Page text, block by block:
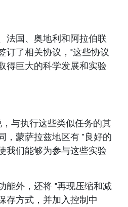
法国、奥地利和阿拉伯联
订了相关协议，"这些协议
得巨大的科学发展和实验
与执行这些类似任务的其
，蒙萨拉兹地区有 "良好的
我们能够为参与这些实验
能外，还将 "再现压缩和减
存方式，并加入控制中